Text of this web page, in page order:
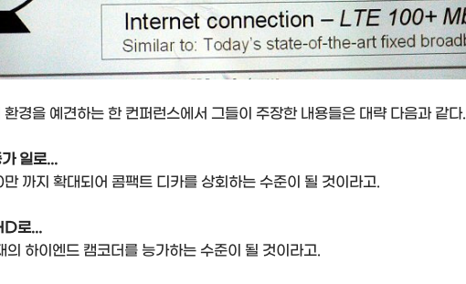
경을 예견하는 한 컨퍼런스에서 그들이 주장한 내용들은 대략 다음과 같다.
일로...
까지 확대되어 콤팩트 디카를 상회하는 수준이 될 것이라고.
로...
하이엔드 캠코더를 능가하는 수준이 될 것이라고.